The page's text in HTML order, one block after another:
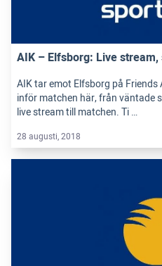
AIK – Elfsborg: Live
AIK tar emot Elfsborg på
inför matchen här, från väntade
live stream till matchen. Ti …
28 augusti, 2018